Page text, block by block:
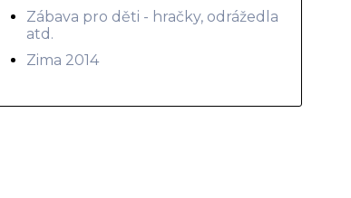
Zábava pro děti - hračky, odrážedla
atd.
Zima 2014